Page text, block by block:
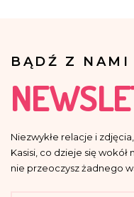
BĄDŹ Z NAMI
Niezwykłe relacje i
Kasisi, co dzieje się wokół
nie przeoczysz żadnego